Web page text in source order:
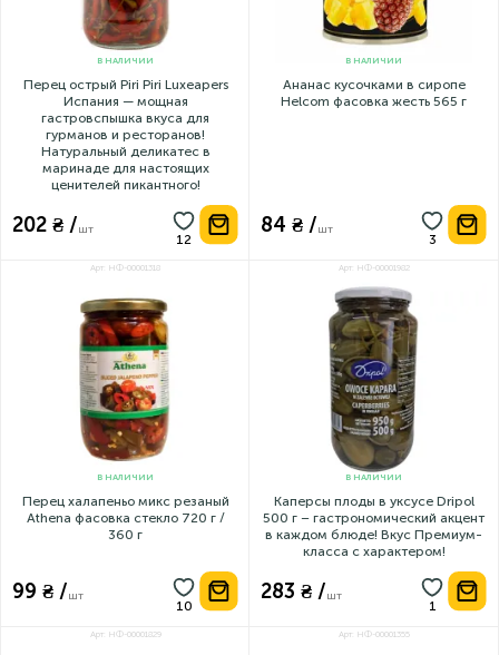
В НАЛИЧИИ
Перец острый Piri Piri Luxeapers
Испания — мощная
гастровспышка вкуса для
гурманов и ресторанов!
Натуральный деликатес в
маринаде для настоящих
ценителей пикантного!
202 ₴ /шт
В НАЛИЧИИ
Ананас кусочками в сиропе
Helcom фасовка жесть 565 г
84 ₴ /шт
Арт: НФ-00001318
В НАЛИЧИИ
Перец халапеньо микс резаный
Athena фасовка стекло 720 г /
360 г
99 ₴ /шт
Арт: НФ-00001982
В НАЛИЧИИ
Каперсы плоды в уксусе Dripol
500 г – гастрономический акцент
в каждом блюде! Вкус Премиум-
класса с характером!
283 ₴ /шт
Арт: НФ-00001829 Арт: НФ-00001355